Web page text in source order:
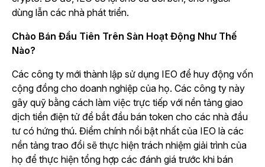
dùng lẫn các nhà phát triển.
Chào Bán Đầu Tiên Trên Sàn Hoạt Động Như Thế
Nào?
Các công ty mới thành lập sử dụng IEO để huy động vốn
cộng đồng cho doanh nghiệp của họ. Các công ty này
gây quỹ bằng cách làm việc trực tiếp với nền tảng giao
dịch tiền điện tử để bắt đầu bán token cho các nhà đầu
tư có hứng thú. Điểm chính nổi bật nhất của IEO là các
nền tảng trao đổi sẽ thực hiện trách nhiệm giải trình của
họ để thực hiện tổng hợp các đánh giá trước khi bán